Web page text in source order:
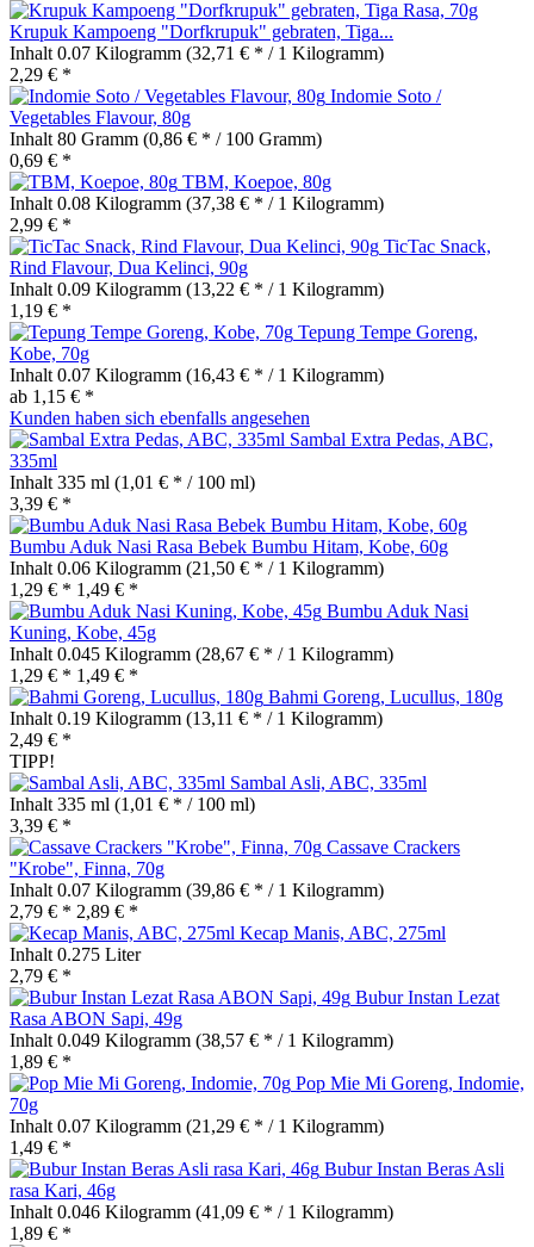
Krupuk Kampoeng "Dorfkrupuk" gebraten, Tiga...
Inhalt 0.07 Kilogramm (32,71 € * / 1 Kilogramm)
2,29 € *
Indomie Soto /
Vegetables Flavour, 80g
Inhalt 80 Gramm (0,86 € * / 100 Gramm)
0,69 € *
TBM, Koepoe, 80g
Inhalt 0.08 Kilogramm (37,38 € * / 1 Kilogramm)
2,99 € *
TicTac Snack,
Rind Flavour, Dua Kelinci, 90g
Inhalt 0.09 Kilogramm (13,22 € * / 1 Kilogramm)
1,19 € *
Tepung Tempe Goreng,
Kobe, 70g
Inhalt 0.07 Kilogramm (16,43 € * / 1 Kilogramm)
ab 1,15 € *
Kunden haben sich ebenfalls angesehen
Sambal Extra Pedas, ABC,
335ml
Inhalt 335 ml (1,01 € * / 100 ml)
3,39 € *
Bumbu Aduk Nasi Rasa Bebek Bumbu Hitam, Kobe, 60g
Inhalt 0.06 Kilogramm (21,50 € * / 1 Kilogramm)
1,29 € * 1,49 € *
Bumbu Aduk Nasi
Kuning, Kobe, 45g
Inhalt 0.045 Kilogramm (28,67 € * / 1 Kilogramm)
1,29 € * 1,49 € *
Bahmi Goreng, Lucullus, 180g
Inhalt 0.19 Kilogramm (13,11 € * / 1 Kilogramm)
2,49 € *
TIPP!
Sambal Asli, ABC, 335ml
Inhalt 335 ml (1,01 € * / 100 ml)
3,39 € *
Cassave Crackers
"Krobe", Finna, 70g
Inhalt 0.07 Kilogramm (39,86 € * / 1 Kilogramm)
2,79 € * 2,89 € *
Kecap Manis, ABC, 275ml
Inhalt 0.275 Liter
2,79 € *
Bubur Instan Lezat
Rasa ABON Sapi, 49g
Inhalt 0.049 Kilogramm (38,57 € * / 1 Kilogramm)
1,89 € *
Pop Mie Mi Goreng, Indomie,
70g
Inhalt 0.07 Kilogramm (21,29 € * / 1 Kilogramm)
1,49 € *
Bubur Instan Beras Asli
rasa Kari, 46g
Inhalt 0.046 Kilogramm (41,09 € * / 1 Kilogramm)
1,89 € *